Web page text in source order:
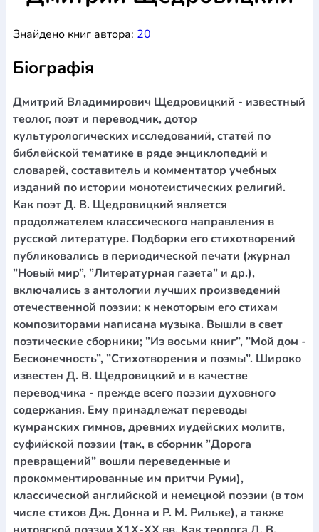
Богослов`я Шлюб і сім`яЮдаїзм
ПеріодикаАудіо Ручки кулькові
БлокнотиЩоденники / щотижневики
Навчальні мапиШкіряні виробиМагнітиМеталеві
виробиМіні-лампиНаклейки Настільні ігри
подарунковіПлакати Пластмасові виробиХустки
Подарункові карткиРозвиваючі ігриРепринти Свічки
Фотокартини Чохли на Библії
Головні убори
Календарі Канцелярскі товари
Комп`ютерні ігри
ЛистівкиСувенирна продукціяГодинникиПазли
Книга в комплекті
За додатковою інформацією дзвоніть за номером:+38
(097) 880-6379
Ми у Facebook
Знайдено книг автора: 20
Біографія
Дмитрий Владимирович Щедровицкий - известный
теолог, поэт и переводчик, дотор
культурологических исследований, статей по
библейской тематике в ряде энциклопедий и
словарей, составитель и комментатор учебных
изданий по истории монотеистических религий.
Как поэт Д. В. Щедровицкий является
продолжателем классического направления в
русской литературе. Подборки его стихотворений
публиковались в периодической печати (журнал
”Новый мир”, ”Литературная газета” и др.),
включались з антологии лучших произведений
отечественной поэзии; к некоторым его стихам
композиторами написана музыка. Вышли в свет
поэтические сборники; ”Из восьми книг”, ”Мой дом -
Бесконечность”, ”Стихотворения и поэмы”. Широко
известен Д. В. Щедровицкий и в качестве
переводчика - прежде всего поэзии духовного
содержания. Ему принадлежат переводы
кумранских гимнов, древних иудейских молитв,
суфийской поэзии (так, в сборник ”Дорога
превращений” вошли переведенные и
прокомментированные им притчи Руми),
классической английской и немецкой поэзии (в том
числе стихов Дж. Донна и Р. М. Рильке), а также